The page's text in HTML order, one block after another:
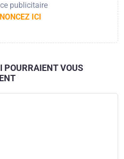
publicitaire
ICI
POURRAIENT VOUS